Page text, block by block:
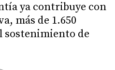
ya contribuye con
más de 1.650
sostenimiento de